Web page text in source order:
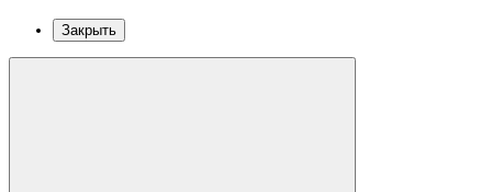
Закрыть